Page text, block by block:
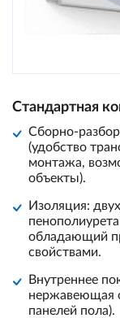
Стандартная
Сборно-
(удобство
монтажа,
объекты).
Изоляция:
обладающий
свойствами.
Внутреннее
нержавеющая
панелей пола).